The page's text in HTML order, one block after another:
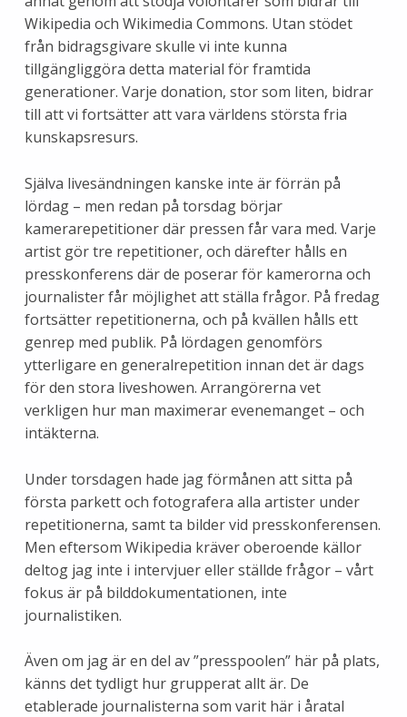
Wikipedia och Wikimedia Commons. Utan stödet
från bidragsgivare skulle vi inte kunna
tillgängliggöra detta material för framtida
generationer. Varje donation, stor som liten, bidrar
till att vi fortsätter att vara världens största fria
kunskapsresurs.
Själva livesändningen kanske inte är förrän på
lördag – men redan på torsdag börjar
kamerarepetitioner där pressen får vara med. Varje
artist gör tre repetitioner, och därefter hålls en
presskonferens där de poserar för kamerorna och
journalister får möjlighet att ställa frågor. På fredag
fortsätter repetitionerna, och på kvällen hålls ett
genrep med publik. På lördagen genomförs
ytterligare en generalrepetition innan det är dags
för den stora liveshowen. Arrangörerna vet
verkligen hur man maximerar evenemanget – och
intäkterna.
Under torsdagen hade jag förmånen att sitta på
första parkett och fotografera alla artister under
repetitionerna, samt ta bilder vid presskonferensen.
Men eftersom Wikipedia kräver oberoende källor
deltog jag inte i intervjuer eller ställde frågor – vårt
fokus är på bilddokumentationen, inte
journalistiken.
Även om jag är en del av ”presspoolen” här på plats,
känns det tydligt hur grupperat allt är. De
etablerade journalisterna som varit här i åratal